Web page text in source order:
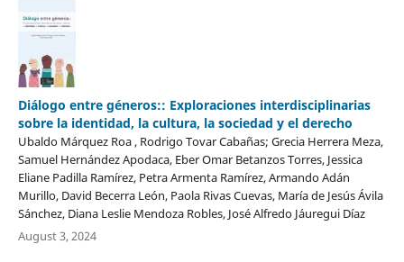
Diálogo entre géneros:: Exploraciones interdisciplinarias
sobre la identidad, la cultura, la sociedad y el derecho
Ubaldo Márquez Roa , Rodrigo Tovar Cabañas; Grecia Herrera Meza,
Samuel Hernández Apodaca, Eber Omar Betanzos Torres, Jessica
Eliane Padilla Ramírez, Petra Armenta Ramírez, Armando Adán
Murillo, David Becerra León, Paola Rivas Cuevas, María de Jesús Ávila
Sánchez, Diana Leslie Mendoza Robles, José Alfredo Jáuregui Díaz
August 3, 2024